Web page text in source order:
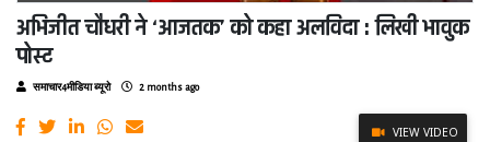
अभिजीत चौधरी ने ‘आजतक’ को कहा अलविदा : लिखी भावुक
पोस्ट
समाचार4मीडिया ब्यूरो 2 months ago
VIEW VIDEO